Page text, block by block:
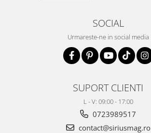
SOCIAL
Urmareste-ne in social media
SUPORT CLIENTI
L - V: 09:00 - 17:00
0723989517
contact@siriusmag.ro